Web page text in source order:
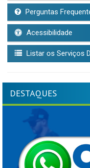
Perguntas
Acessibilidade
Listar os Serviços
DESTAQUES